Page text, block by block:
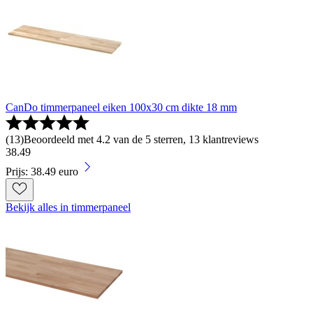
CanDo timmerpaneel eiken 100x30 cm dikte 18 mm
(13)Beoordeeld met 4.2 van de 5 sterren, 13 klantreviews
38.49
Prijs: 38.49 euro
Bekijk alles in timmerpaneel